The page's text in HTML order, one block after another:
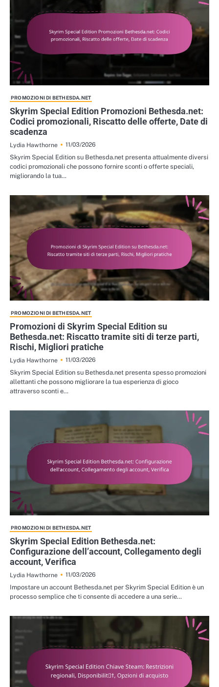
PROMOZIONI DI BETHESDA.NET
Skyrim Special Edition Promozioni Bethesda.net:
Codici promozionali, Riscatto delle offerte, Date di
scadenza
Lydia Hawthorne
11/03/2026
Skyrim Special Edition su Bethesda.net presenta attualmente diversi
codici promozionali che possono fornire sconti o offerte speciali,
migliorando la tua…
PROMOZIONI DI BETHESDA.NET
Promozioni di Skyrim Special Edition su
Bethesda.net: Riscatto tramite siti di terze parti,
Rischi, Migliori pratiche
Lydia Hawthorne
11/03/2026
Skyrim Special Edition su Bethesda.net presenta spesso promozioni
allettanti che possono migliorare la tua esperienza di gioco
attraverso sconti e…
PROMOZIONI DI BETHESDA.NET
Skyrim Special Edition Bethesda.net:
Configurazione dell’account, Collegamento degli
account, Verifica
Lydia Hawthorne
11/03/2026
Impostare un account Bethesda.net per Skyrim Special Edition è un
processo semplice che ti consente di accedere a una serie…